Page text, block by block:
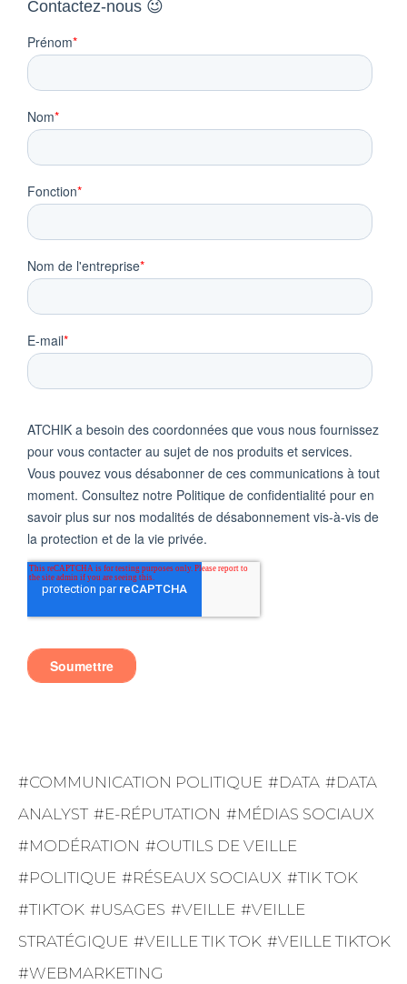
COMMUNICATION POLITIQUE DATA
DATA
ANALYST
E-RÉPUTATION
MÉDIAS SOCIAUX
MODÉRATION
OUTILS DE VEILLE
POLITIQUE
RÉSEAUX SOCIAUX
TIK TOK
TIKTOK
USAGES VEILLE
VEILLE
STRATÉGIQUE
VEILLE TIK TOK
VEILLE TIKTOK
WEBMARKETING